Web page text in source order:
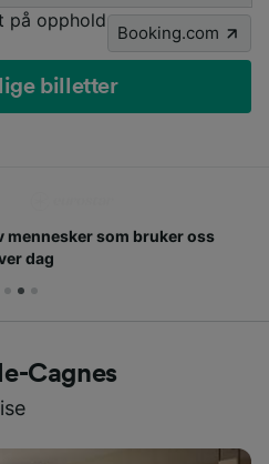
på opphold
Booking.com
billetter
mennesker som bruker oss
dag
Cagnes